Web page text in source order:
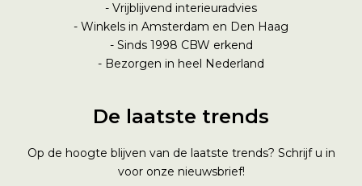
- Vrijblijvend interieuradvies
- Winkels in Amsterdam en Den Haag
- Sinds 1998 CBW erkend
- Bezorgen in heel Nederland
De laatste trends
Op de hoogte blijven van de laatste trends? Schrijf u in
voor onze nieuwsbrief!